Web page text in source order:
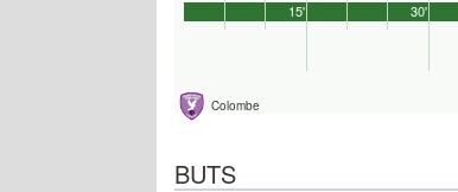
Colombe
15' 30'
BUTS